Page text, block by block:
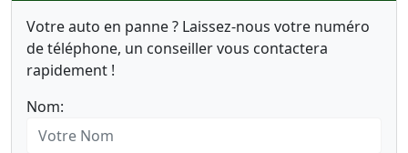
Votre auto en panne ? Laissez-nous votre numéro
de téléphone, un conseiller vous contactera
rapidement !
Nom: